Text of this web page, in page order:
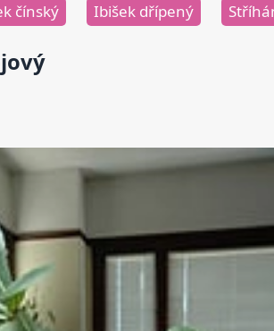
čínský Ibišek dřípený